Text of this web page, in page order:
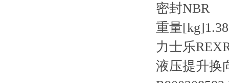
密封NBR
重量[kg]1.38
力士乐
液压提升换